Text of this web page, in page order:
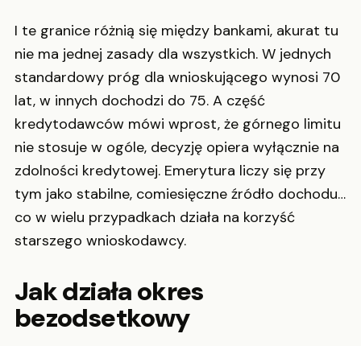
I te granice różnią się między bankami, akurat tu
nie ma jednej zasady dla wszystkich. W jednych
standardowy próg dla wnioskującego wynosi 70
lat, w innych dochodzi do 75. A część
kredytodawców mówi wprost, że górnego limitu
nie stosuje w ogóle, decyzję opiera wyłącznie na
zdolności kredytowej. Emerytura liczy się przy
tym jako stabilne, comiesięczne źródło dochodu…
co w wielu przypadkach działa na korzyść
starszego wnioskodawcy.
Jak działa okres
bezodsetkowy